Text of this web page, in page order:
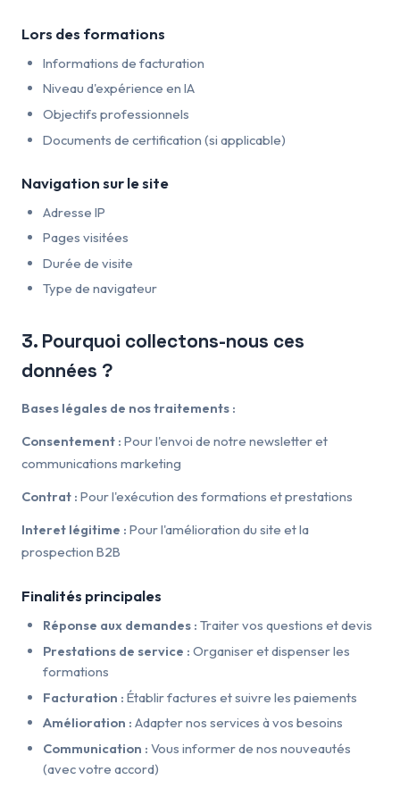
Lors des formations
Informations de facturation
Niveau d'expérience en IA
Objectifs professionnels
Documents de certification (si applicable)
Navigation sur le site
Adresse IP
Pages visitées
Durée de visite
Type de navigateur
3. Pourquoi collectons-nous ces
données ?
Bases légales de nos traitements :
Consentement : Pour l'envoi de notre newsletter et
communications marketing
Contrat : Pour l'exécution des formations et prestations
Interet légitime : Pour l'amélioration du site et la
prospection B2B
Finalités principales
Réponse aux demandes : Traiter vos questions et devis
Prestations de service : Organiser et dispenser les
formations
Facturation : Établir factures et suivre les paiements
Amélioration : Adapter nos services à vos besoins
Communication : Vous informer de nos nouveautés
(avec votre accord)